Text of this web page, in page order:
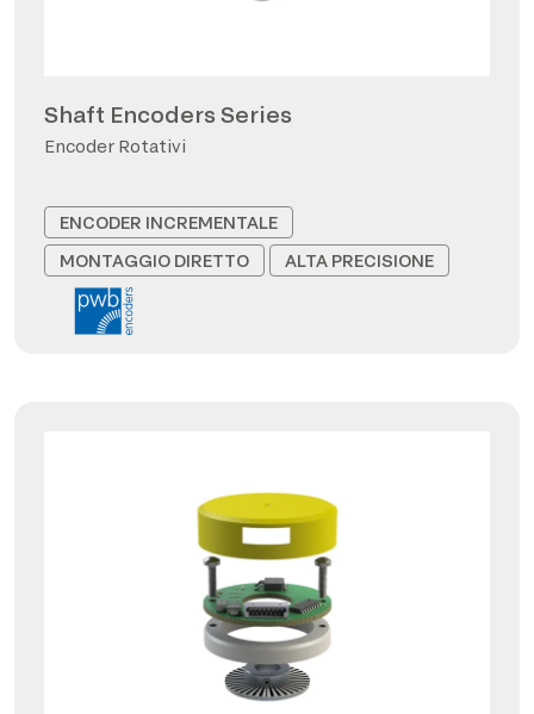
Shaft Encoders Series
Encoder Rotativi
ENCODER INCREMENTALE
MONTAGGIO DIRETTO
ALTA PRECISIONE